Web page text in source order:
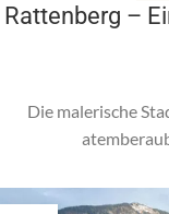
Rattenberg –
Die malerische